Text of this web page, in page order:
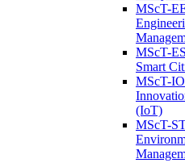
MScT-
MScT-
Smart
MScT-
(IoT)
MScT-